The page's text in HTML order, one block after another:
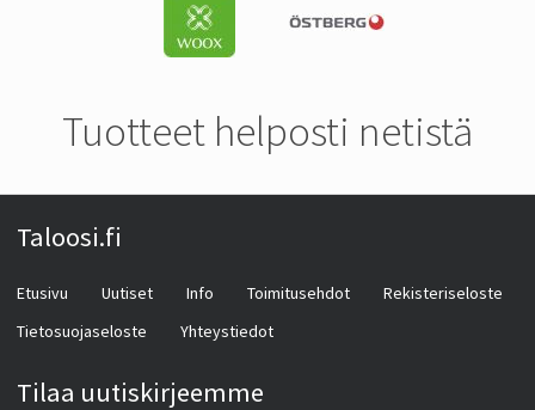
Tuotteet helposti netistä
Taloosi.fi
Etusivu Uutiset Info Toimitusehdot
Rekisteriseloste
Tietosuojaseloste
Yhteystiedot
Tilaa uutiskirjeemme